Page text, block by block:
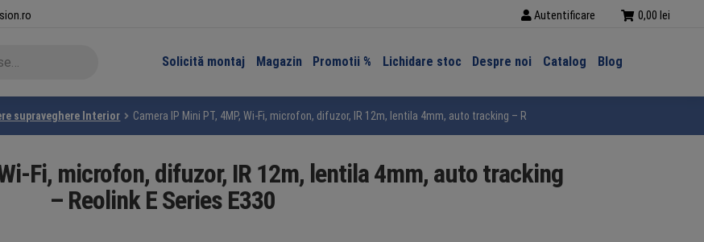
Autentificare 0,00 lei
Solicită montaj Magazin Promotii % Lichidare stoc Despre noi Catalog Blog
supraveghere Interior Camera IP Mini PT, 4MP, Wi-Fi, microfon, difuzor, IR 12m, lentila 4mm, auto tracking – Reolink E Series E330
Fi, microfon, difuzor, IR 12m, lentila 4mm, auto tracking
– Reolink E Series E330